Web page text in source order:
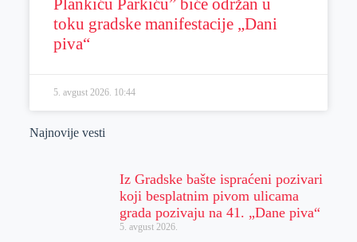
toku gradske manifestacije „Dani
piva“
5. avgust 2026. 10:44
Najnovije vesti
Iz Gradske bašte ispraćeni pozivari
koji besplatnim pivom ulicama
grada pozivaju na 41. „Dane piva“
5. avgust 2026.